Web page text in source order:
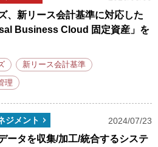
、新リース会計基準に対応した
Business Cloud 固定資産」を
新リース会計基準
理
ジメント 2024/07/23
ータを収集/加工/統合するシステ